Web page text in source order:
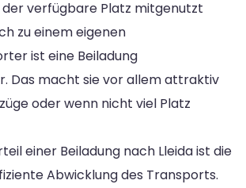
verfügbare Platz mitgenutzt
zu einem eigenen
ist eine Beiladung
Das macht sie vor allem attraktiv
oder wenn nicht viel Platz
einer Beiladung nach Lleida ist die
Abwicklung des Transports.